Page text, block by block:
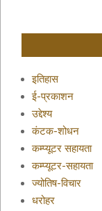
इतिहास
ई-प्रकाशन
उद्देश्य
कंटक-शोधन
कम्प्यूटर सहायता
कम्प्यूटर-सहायता
ज्योतिष-विचार
धरोहर